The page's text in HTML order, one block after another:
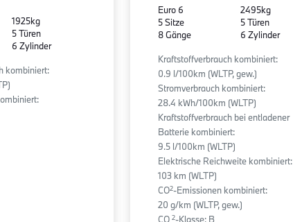
1925kg
5 Türen
6 Zylinder
kombiniert:
Euro 6
5 Sitze
8 Gänge
2495kg
5 Türen
6 Zylinder
Kraftstoffverbrauch kombiniert:
0.9 l/100km (WLTP, gew.)
Stromverbrauch kombiniert:
28.4 kWh/100km (WLTP)
Kraftstoffverbrauch bei entladener
Batterie kombiniert:
9.5 l/100km (WLTP)
Elektrische Reichweite kombiniert:
103 km (WLTP)
CO2-Emissionen kombiniert:
20 g/km (WLTP, gew.)
CO 2-Klasse: B